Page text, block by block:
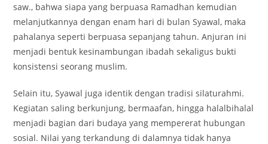
saw., bahwa siapa yang berpuasa Ramadhan kemudian
melanjutkannya dengan enam hari di bulan Syawal, maka
pahalanya seperti berpuasa sepanjang tahun. Anjuran ini
menjadi bentuk kesinambungan ibadah sekaligus bukti
konsistensi seorang muslim.
Selain itu, Syawal juga identik dengan tradisi silaturahmi.
Kegiatan saling berkunjung, bermaafan, hingga halalbihalal
menjadi bagian dari budaya yang mempererat hubungan
sosial. Nilai yang terkandung di dalamnya tidak hanya